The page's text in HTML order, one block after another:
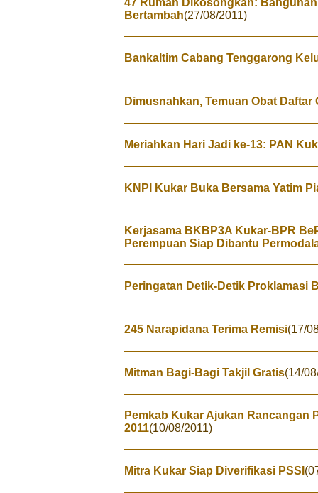
47 Rumah Dikosongkan:
Bertambah(27/08/2011)
Bankaltim Cabang Tenggarong
Dimusnahkan, Temuan Obat Daftar
Meriahkan Hari Jadi ke-13: PAN
KNPI Kukar Buka Bersama Yatim
Kerjasama BKBP3A Kukar-BPR
Perempuan Siap Dibantu
Peringatan Detik-Detik Proklamasi
245 Narapidana Terima Remisi(17/
Mitman Bagi-Bagi Takjil Gratis(14/
Pemkab Kukar Ajukan Rancangan
2011(10/08/2011)
Mitra Kukar Siap Diverifikasi PSSI